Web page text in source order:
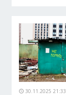
30.11.2025 21:33